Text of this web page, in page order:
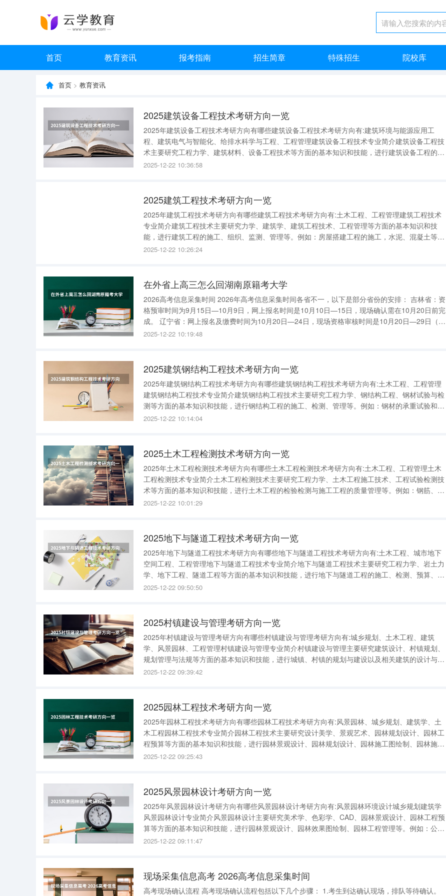
首页 教育资讯 报考指南 招生简章 特殊招生 院校库
首页 > 教育资讯
2025建筑设备工程技术考研方向一览
2025年建筑设备工程技术考研方向有哪些建筑设备工程技术考研方向有:建筑环境与能源应用工
程、建筑电气与智能化、给排水科学与工程、工程管理建筑设备工程技术专业简介建筑设备工程技
术主要研究工程力学、建筑材料、设备工程技术等方面的基本知识和技能，进行建筑设备工程的设
计、施工、质检、预算、安全管理等。建筑设备工程系统包括电梯、中央空调、供暖系统、通风系
2025-12-22 10:36:58
2025建筑工程技术考研方向一览
2025年建筑工程技术考研方向有哪些建筑工程技术考研方向有:土木工程、工程管理建筑工程技术
专业简介建筑工程技术主要研究力学、建筑学、建筑工程技术、工程管理等方面的基本知识和技
能，进行建筑工程的施工、组织、监测、管理等。例如：房屋搭建工程的施工，水泥、混凝土等建
筑材料的质量检测，建筑工程造价的预算，施工工地的安全管理，建筑工程进度的监理等。 关键
2025-12-22 10:26:24
在外省上高三怎么回湖南原籍考大学
2026高考信息采集时间 2026年高考信息采集时间各省不一，以下是部分省份的安排： 吉林省：资
格预审时间为9月15日—10月9日，网上报名时间是10月10日—15日，现场确认需在10月20日前完
成。 辽宁省：网上报名及缴费时间为10月20日—24日，现场资格审核时间是10月20日—29日（不
含周末）。 安徽省：网上报名时间为10月17日10:00—21日17:00，加分及
2025-12-22 10:19:48
2025建筑钢结构工程技术考研方向一览
2025年建筑钢结构工程技术考研方向有哪些建筑钢结构工程技术考研方向有:土木工程、工程管理
建筑钢结构工程技术专业简介建筑钢结构工程技术主要研究工程力学、钢结构工程、钢材试验与检
测等方面的基本知识和技能，进行钢结构工程的施工、检测、管理等。例如：钢材的承重试验和质
量检测，场馆、厂房、钢桥、住宅楼等建筑钢结构的搭建与安装，倒塌、错位、变形等钢结构工程
2025-12-22 10:14:04
2025土木工程检测技术考研方向一览
2025年土木工程检测技术考研方向有哪些土木工程检测技术考研方向有:土木工程、工程管理土木
工程检测技术专业简介土木工程检测技术主要研究工程力学、土木工程施工技术、工程试验检测技
术等方面的基本知识和技能，进行土木工程的检验检测与施工工程的质量管理等。例如：钢筋、水
泥等工程材料的质量检测，建筑结构稳定性与安全性的试验检测，道路工程、桥梁工程、隧道工程
2025-12-22 10:01:29
2025地下与隧道工程技术考研方向一览
2025年地下与隧道工程技术考研方向有哪些地下与隧道工程技术考研方向有:土木工程、城市地下
空间工程、工程管理地下与隧道工程技术专业简介地下与隧道工程技术主要研究工程力学、岩土力
学、地下工程、隧道工程等方面的基本知识和技能，进行地下与隧道工程的施工、检测、预算、管
理等。例如：地铁、地下通道等地下工程的施工，钢筋、混凝土等建筑材料的质量检测，施工工地
2025-12-22 09:50:50
2025村镇建设与管理考研方向一览
2025年村镇建设与管理考研方向有哪些村镇建设与管理考研方向有:城乡规划、土木工程、建筑
学、风景园林、工程管理村镇建设与管理专业简介村镇建设与管理主要研究建筑设计、村镇规划、
规划管理与法规等方面的基本知识和技能，进行城镇、村镇的规划与建设以及相关建筑的设计与施
工管理等。例如：村镇道路的规划与铺设，城镇房屋、民居等民用建筑的设计、绘图与搭建等。
2025-12-22 09:39:42
2025园林工程技术考研方向一览
2025年园林工程技术考研方向有哪些园林工程技术考研方向有:风景园林、城乡规划、建筑学、土
木工程园林工程技术专业简介园林工程技术主要研究设计美学、景观艺术、园林规划设计、园林工
程预算等方面的基本知识和技能，进行园林景观设计、园林规划设计、园林施工图绘制、园林施工
管理等方面的基本知识和技能。例如：园林规划设计与植物造景，园林植物的栽培养护，园林绿地
2025-12-22 09:25:43
2025风景园林设计考研方向一览
2025年风景园林设计考研方向有哪些风景园林设计考研方向有:风景园林环境设计城乡规划建筑学
风景园林设计专业简介风景园林设计主要研究美术学、色彩学、CAD、园林景观设计、园林工程预
算等方面的基本知识和技能，进行园林景观设计、园林效果图绘制、园林工程管理等。例如：公
园、植物园、风景游览区等风景园林的植物搭配与景观设计，园林3D效果图的绘制、城市绿地的
2025-12-22 09:11:47
现场采集信息高考 2026高考信息采集时间
高考现场确认流程 高考现场确认流程包括以下几个步骤： 1.考生到达确认现场，排队等待确认。